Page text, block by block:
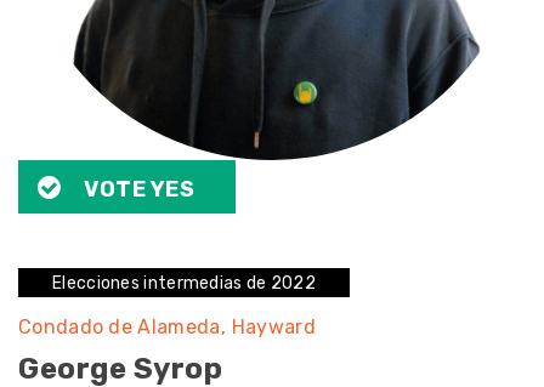
VOTE YES
Elecciones intermedias de 2022
Condado de Alameda Hayward
George Syrop